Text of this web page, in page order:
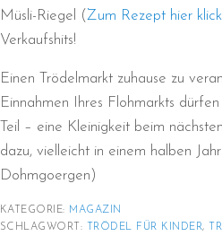
Müsli-Riegel (Zum Rezept hier
Verkaufshits!
Einen Trödelmarkt zuhause zu
Einnahmen Ihres Flohmarkts
Teil – eine Kleinigkeit beim
dazu, vielleicht in einem halben
Dohmgoergen)
KATEGORIE: MAGAZIN
SCHLAGWORT:
TRÖDEL FÜR KINDER,